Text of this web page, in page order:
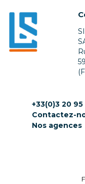
+33(0)3 20
Contactez-
Nos agences